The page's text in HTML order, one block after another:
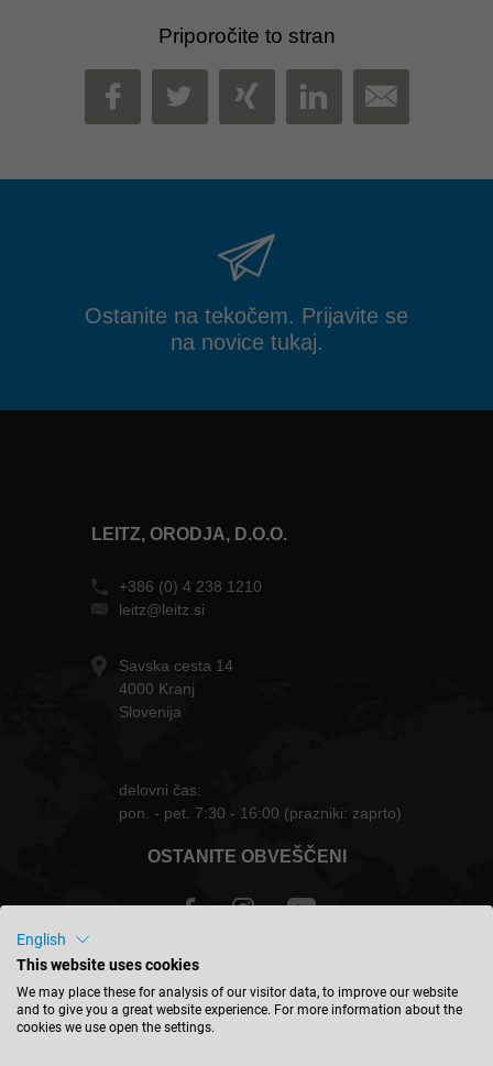
Priporočite to stran
FACEBOOK
TWITTER
XINGLINKEDIN
MAIL
Ostanite na tekočem. Prijavite se
na novice tukaj.
LEITZ, ORODJA, D.O.O.
+386 (0) 4 238 1210
leitz@leitz.si
Savska cesta 14
4000 Kranj
Slovenija
delovni čas:
pon. - pet. 7:30 - 16:00 (prazniki: zaprto)
OSTANITE OBVEŠČENI
Slovenija - slovenski
English
This website uses cookies
We may place these for analysis of our visitor data, to improve our website
and to give you a great website experience. For more information about the
cookies we use open the settings.